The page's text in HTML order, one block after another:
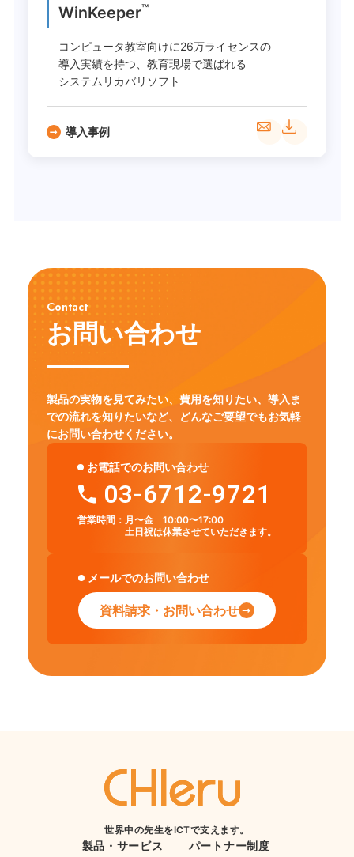
WinKeeper™
コンピュータ教室向けに26万ライセンスの
導入実績を持つ、教育現場で選ばれる
システムリカバリソフト
導入事例
Contact
お問い合わせ
製品の実物を見てみたい、費用を知りたい、導入ま
での流れを知りたいなど、
どんなご要望でもお気軽
にお問い合わせください。
お電話でのお問い合わせ
03-6712-9721
営業時間： 月〜金 10:00〜17:00
土日祝は休業させていただきます。
メールでのお問い合わせ
資料請求・お問い合わせ
世界中の先生をICTで支えます。
製品・サービス
パートナー制度